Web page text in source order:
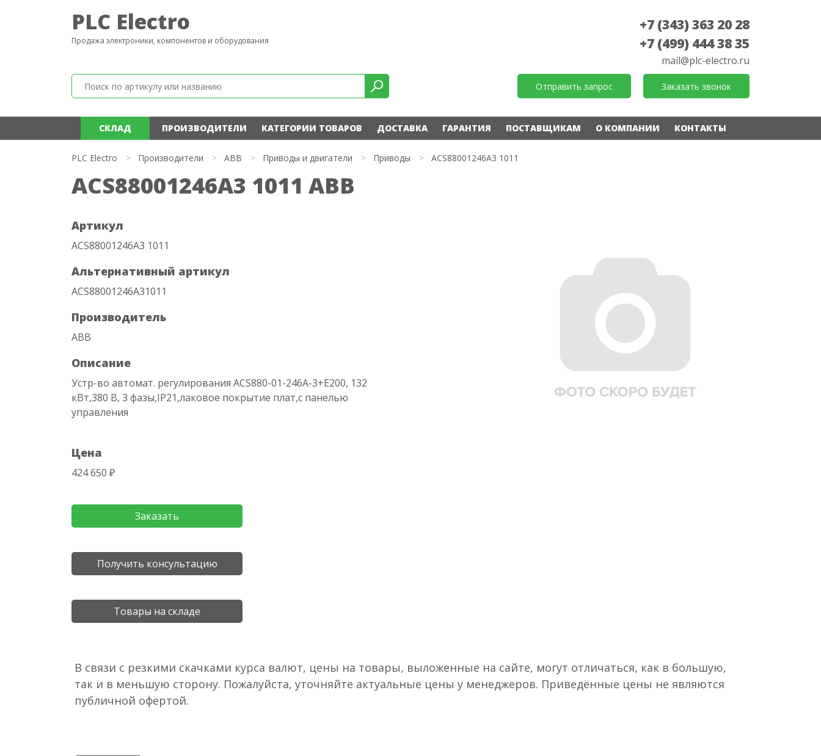
PLC Electro
Продажа электроники, компонентов и оборудования
+7 (343) 363 20 28
+7 (499) 444 38 35
mail@plc-electro.ru
Отправить запрос Заказать звонок
СКЛАД ПРОИЗВОДИТЕЛИ КАТЕГОРИИ ТОВАРОВ ДОСТАВКА ГАРАНТИЯ ПОСТАВЩИКАМ О КОМПАНИИ КОНТАКТЫ
PLC Electro > Производители > ABB > Приводы и двигатели > Приводы > ACS88001246A3 1011
ACS88001246A3 1011 ABB
Артикул
ACS88001246A3 1011
Альтернативный артикул
ACS88001246A31011
Производитель
ABB
Описание
Устр-во автомат. регулирования ACS880-01-246A-3+E200, 132
кВт,380 В, 3 фазы,IP21,лаковое покрытие плат,с панелью
управления
Цена
424 650 ₽
Заказать
Получить консультацию
Товары на складе
В связи с резкими скачками курса валют, цены на товары, выложенные на сайте, могут отличаться, как в большую,
так и в меньшую сторону. Пожалуйста, уточняйте актуальные цены у менеджеров. Приведённые цены не являются
публичной офертой.